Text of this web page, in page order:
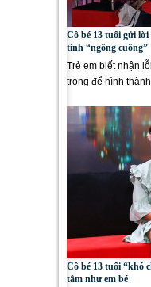
Cô bé 13 tuổi gửi
tính “ngông cuồng”
Trẻ em biết nhận
trọng để hình
Cô bé 13 tuổi “khó
tâm như em bé